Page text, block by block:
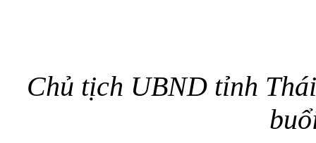
Chủ tịch UBND tỉnh